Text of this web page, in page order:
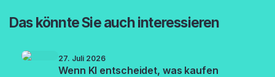
Das könnte Sie auch interessieren
27. Juli 2026
Wenn KI entscheidet, was kaufen